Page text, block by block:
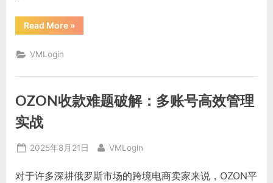
Read More“TikTok
Shop
遇
多
账
号
营
指
»
VMLogin
OZON收款难题破解：多账号高效管理
实战
Posted
2025年8月21日 By
VMLogin
对于许多深耕俄罗斯市场的跨境电商卖家来说，OZON平